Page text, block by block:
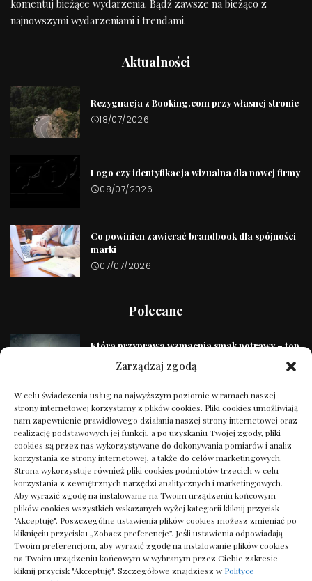
Zarządzaj zgodą
W celu świadczenia usług na najwyższym poziomie w ramach naszej
strony internetowej korzystamy z plików cookies. Pliki cookies umożliwiają
nam zapewnienie prawidłowego działania naszej strony internetowej oraz
realizację podstawowych jej funkcji, a po uzyskaniu Twojej zgody, pliki
cookies są przez nas wykorzystywane do dokonywania pomiarów i analiz
korzystania ze strony internetowej, a także do celów marketingowych.
Strona wykorzystuje również pliki cookies podmiotów trzecich w celu
korzystania z zewnętrznych narzędzi analitycznych i marketingowych.
Aby wyrazić zgodę na instalowanie na Twoim urządzeniu końcowym
plików cookies wszystkich wskazanych wyżej kategorii kliknij przycisk
"Akceptuję". Poszczególne ustawienia plików cookies możesz zmieniać po
kliknięciu przycisku „Zobacz preferencje”. Jeśli ustawienia odpowiadają
Twoim preferencjom, aby wyrazić zgodę na instalowanie plików cookies
na Twoim urządzeniu końcowym w wybranym przez Ciebie zakresie
kliknij przycisk "Akceptuję". Szczegółowe znajdziesz w Polityce
komentuj bieżące wydarzenia. Bądź zawsze na bieżąco z
najnowszymi wydarzeniami i trendami.
Aktualności
Rezygnacja z Booking.com przy własnej stronie
18/07/2026
Logo czy identyfikacja wizualna dla nowej firmy
08/07/2026
Co powinien zawierać brandbook dla spójności
marki
07/07/2026
Polecane
Która przyprawa wzmacnia smak potrawy – top
25/08/2025
Auto zastępcze, gdy warsztat nie ma auta:
zasady
19/02/2026
SEO dla małych firm: 8 sekretów sukcesu
lokalnego
16/10/2024
Druk na płótnie – sztuka uwieczniania
wspomnień w niezwykły sposób